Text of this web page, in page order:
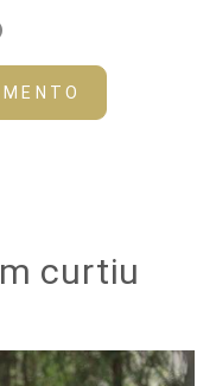
curtiu